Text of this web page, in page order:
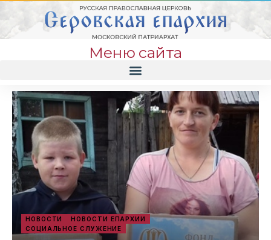
Меню сайта
НОВОСТИ
НОВОСТИ ЕПАРХИИ
СОЦИАЛЬНОЕ СЛУЖЕНИЕ